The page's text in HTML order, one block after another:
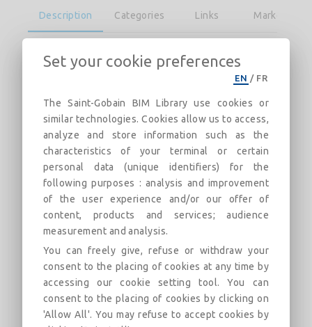
Description Categories Links Market
Information : Les fichiers se terminant par «
contiennent un modèle 3D AUTOCAD (.dwg) de
chaque diamètre de la famille de produits
choisie.
Principales caractéristiques :
- Pour réseaux d’adduction d’eau potable
- Revêtement extérieur BioZinalium® : une
couche d'alliage Zinc-Aluminium 85-15 enrichi
en cuivre, de masse surfacique minimum 400
g/m² recouverte d'une couche de peinture
acrylique AQUACOAT (bouche-pore),
d'épaisseur moyenne 80 microns, de couleur
bleue
- Revêtement intérieur : mortier de ciment
Set your cookie preferences
EN / FR
The Saint-Gobain BIM Library use cookies or
similar technologies. Cookies allow us to access,
analyze and store information such as the
characteristics of your terminal or certain
personal data (unique identifiers) for the
following purposes : analysis and improvement
of the user experience and/or our offer of
content, products and services; audience
measurement and analysis.
You can freely give, refuse or withdraw your
consent to the placing of cookies at any time by
accessing our cookie setting tool. You can
consent to the placing of cookies by clicking on
'Allow All'. You may refuse to accept cookies by